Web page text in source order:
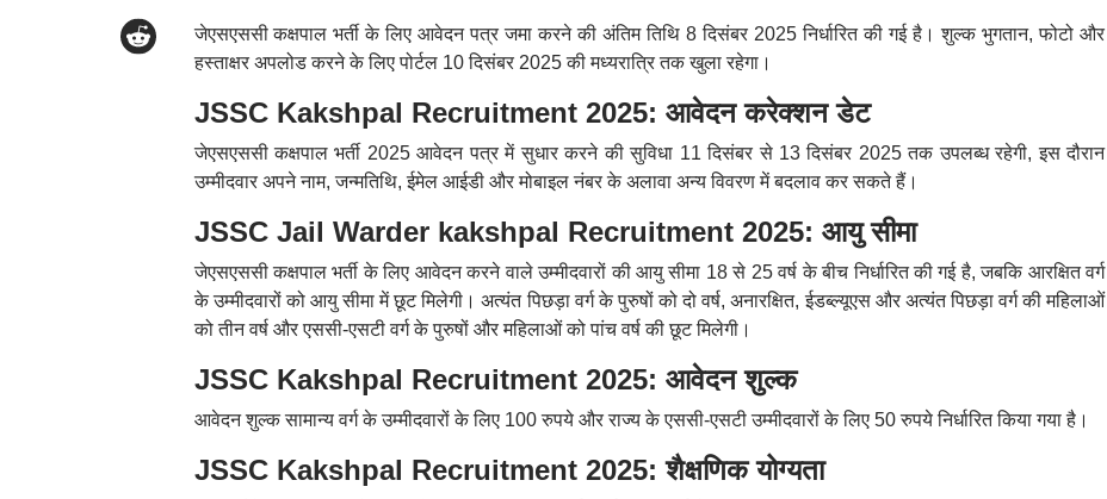
जेएसएससी कक्षपाल भर्ती के लिए आवेदन पत्र जमा करने की अंतिम तिथि 8 दिसंबर 2025 निर्धारित की गई है। शुल्क भुगतान, फोटो और
हस्ताक्षर अपलोड करने के लिए पोर्टल 10 दिसंबर 2025 की मध्यरात्रि तक खुला रहेगा।
JSSC Kakshpal Recruitment 2025: आवेदन करेक्शन डेट
जेएसएससी कक्षपाल भर्ती 2025 आवेदन पत्र में सुधार करने की सुविधा 11 दिसंबर से 13 दिसंबर 2025 तक उपलब्ध रहेगी, इस दौरान
उम्मीदवार अपने नाम, जन्मतिथि, ईमेल आईडी और मोबाइल नंबर के अलावा अन्य विवरण में बदलाव कर सकते हैं।
JSSC Jail Warder kakshpal Recruitment 2025: आयु सीमा
जेएसएससी कक्षपाल भर्ती के लिए आवेदन करने वाले उम्मीदवारों की आयु सीमा 18 से 25 वर्ष के बीच निर्धारित की गई है, जबकि आरक्षित वर्ग
के उम्मीदवारों को आयु सीमा में छूट मिलेगी। अत्यंत पिछड़ा वर्ग के पुरुषों को दो वर्ष, अनारक्षित, ईडब्ल्यूएस और अत्यंत पिछड़ा वर्ग की महिलाओं
को तीन वर्ष और एससी-एसटी वर्ग के पुरुषों और महिलाओं को पांच वर्ष की छूट मिलेगी।
JSSC Kakshpal Recruitment 2025: आवेदन शुल्क
आवेदन शुल्क सामान्य वर्ग के उम्मीदवारों के लिए 100 रुपये और राज्य के एससी-एसटी उम्मीदवारों के लिए 50 रुपये निर्धारित किया गया है।
JSSC Kakshpal Recruitment 2025: शैक्षणिक योग्यता